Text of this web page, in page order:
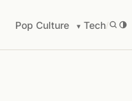
Pop Culture Tech/